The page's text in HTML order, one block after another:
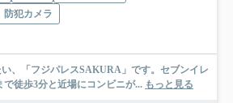
防犯カメラ
、「フジパレスSAKURA」です。セブンイレ
徒歩3分と近場にコンビニが... もっと見る